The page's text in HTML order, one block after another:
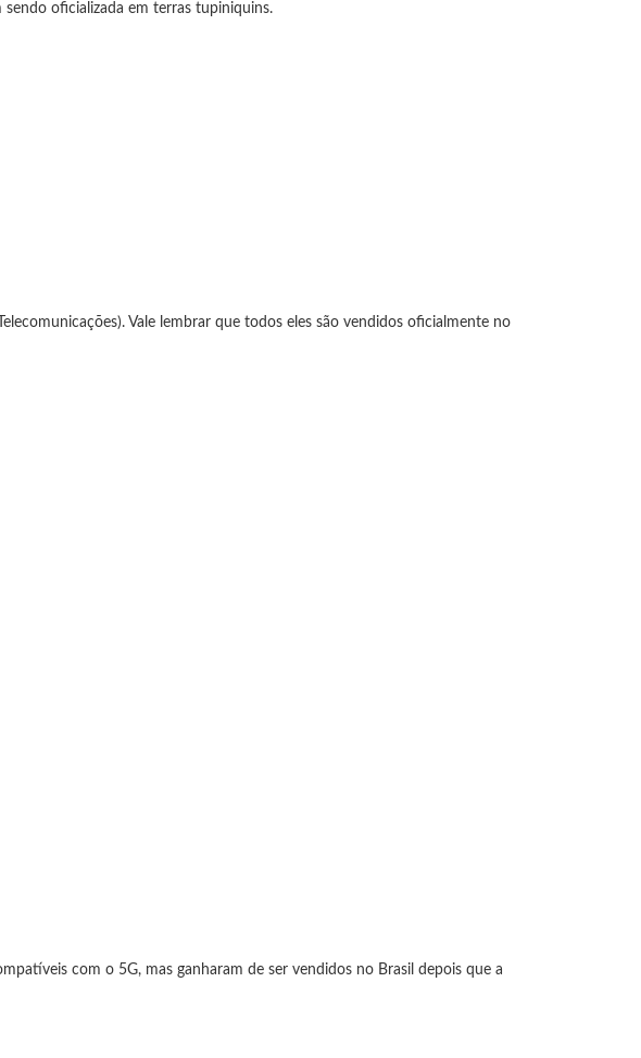
oficializada em terras tupiniquins.
Vale lembrar que todos eles são vendidos oficialmente no
com o 5G, mas ganharam de ser vendidos no Brasil depois que a